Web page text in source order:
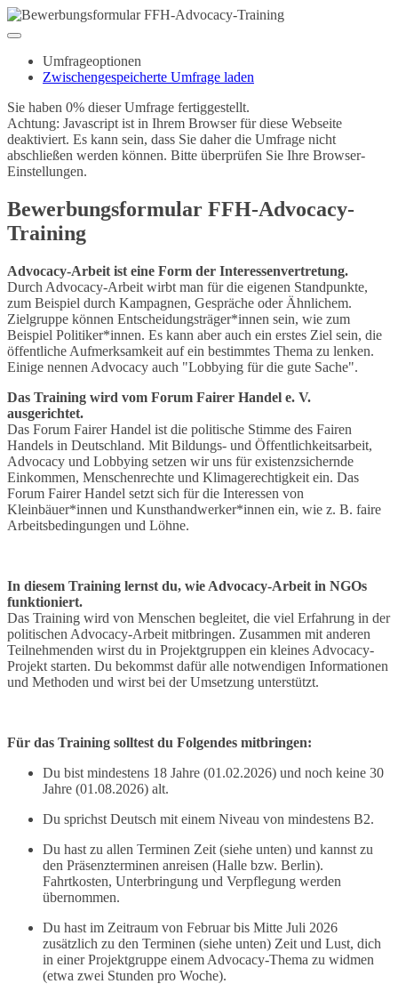
Umfrageoptionen
Zwischengespeicherte Umfrage laden
Sie haben 0% dieser Umfrage fertiggestellt.
Achtung: Javascript ist in Ihrem Browser für diese Webseite
deaktiviert. Es kann sein, dass Sie daher die Umfrage nicht
abschließen werden können. Bitte überprüfen Sie Ihre Browser-
Einstellungen.
Bewerbungsformular FFH-Advocacy-
Training
Advocacy-Arbeit ist eine Form der Interessenvertretung.
Durch Advocacy-Arbeit wirbt man für die eigenen Standpunkte,
zum Beispiel durch Kampagnen, Gespräche oder Ähnlichem.
Zielgruppe können Entscheidungsträger*innen sein, wie zum
Beispiel Politiker*innen. Es kann aber auch ein erstes Ziel sein, die
öffentliche Aufmerksamkeit auf ein bestimmtes Thema zu lenken.
Einige nennen Advocacy auch "Lobbying für die gute Sache".
Das Training wird vom Forum Fairer Handel e. V.
ausgerichtet.
Das Forum Fairer Handel ist die politische Stimme des Fairen
Handels in Deutschland. Mit Bildungs- und Öffentlichkeitsarbeit,
Advocacy und Lobbying setzen wir uns für existenzsichernde
Einkommen, Menschenrechte und Klimagerechtigkeit ein. Das
Forum Fairer Handel setzt sich für die Interessen von
Kleinbäuer*innen und Kunsthandwerker*innen ein, wie z. B. faire
Arbeitsbedingungen und Löhne.
In diesem Training lernst du, wie Advocacy-Arbeit in NGOs
funktioniert.
Das Training wird von Menschen begleitet, die viel Erfahrung in der
politischen Advocacy-Arbeit mitbringen. Zusammen mit anderen
Teilnehmenden wirst du in Projektgruppen ein kleines Advocacy-
Projekt starten. Du bekommst dafür alle notwendigen Informationen
und Methoden und wirst bei der Umsetzung unterstützt.
Für das Training solltest du Folgendes mitbringen:
Du bist mindestens 18 Jahre (01.02.2026) und noch keine 30
Jahre (01.08.2026) alt.
Du sprichst Deutsch mit einem Niveau von mindestens B2.
Du hast zu allen Terminen Zeit (siehe unten) und kannst zu
den Präsenzterminen anreisen (Halle bzw. Berlin).
Fahrtkosten, Unterbringung und Verpflegung werden
übernommen.
Du hast im Zeitraum von Februar bis Mitte Juli 2026
zusätzlich zu den Terminen (siehe unten) Zeit und Lust, dich
in einer Projektgruppe einem Advocacy-Thema zu widmen
(etwa zwei Stunden pro Woche).